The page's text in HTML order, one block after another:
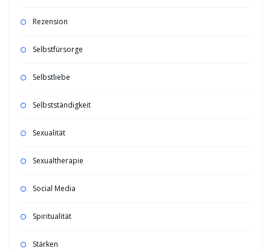
Rezension
Selbstfürsorge
Selbstliebe
Selbstständigkeit
Sexualität
Sexualtherapie
Social Media
Spiritualität
Stärken